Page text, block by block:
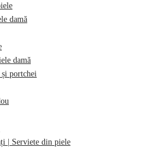
damă
damă
portchei
| Serviete din piele